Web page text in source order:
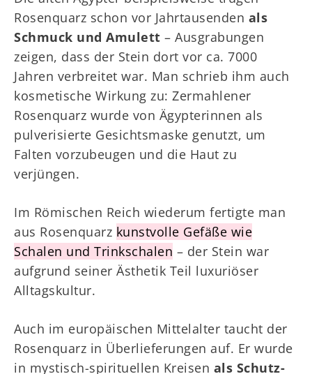
Rosenquarz schon vor Jahrtausenden als
Schmuck und Amulett – Ausgrabungen
zeigen, dass der Stein dort vor ca. 7000
Jahren verbreitet war. Man schrieb ihm auch
kosmetische Wirkung zu: Zermahlener
Rosenquarz wurde von Ägypterinnen als
pulverisierte Gesichtsmaske genutzt, um
Falten vorzubeugen und die Haut zu
verjüngen.
Im Römischen Reich wiederum fertigte man
aus Rosenquarz kunstvolle Gefäße wie
Schalen und Trinkschalen – der Stein war
aufgrund seiner Ästhetik Teil luxuriöser
Alltagskultur.
Auch im europäischen Mittelalter taucht der
Rosenquarz in Überlieferungen auf. Er wurde
in mystisch-spirituellen Kreisen als Schutz-